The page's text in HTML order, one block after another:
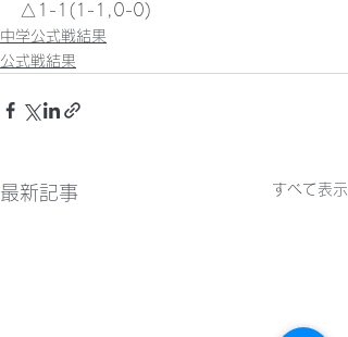
△1-1(1-1,0-0)
中学公式戦結果
公式戦結果
最新記事 すべて表示